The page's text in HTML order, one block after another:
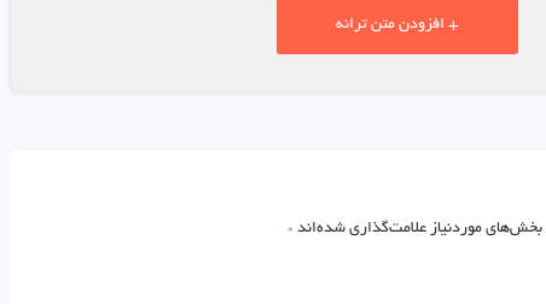
+ افزودن متن ترانه
بخش‌های موردنیاز علامت‌گذاری شده‌اند *